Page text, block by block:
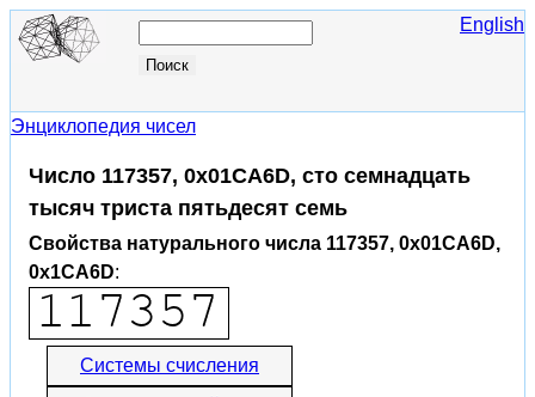
English
Энциклопедия чисел
Число 117357, 0x01CA6D, сто семнадцать
тысяч триста пятьдесят семь
Свойства натурального числа 117357, 0x01CA6D,
0x1CA6D:
Системы счисления